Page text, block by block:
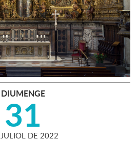
DIUMENGE
31
JULIOL DE 2022